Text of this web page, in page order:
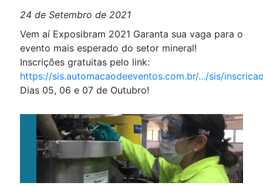
24 de Setembro de 2021
Vem aí Exposibram 2021 Garanta sua vaga para o
evento mais esperado do setor mineral!
Inscrições gratuitas pelo link:
https://sis.automacaodeeventos.com.br/.../sis/
Dias 05, 06 e 07 de Outubro!